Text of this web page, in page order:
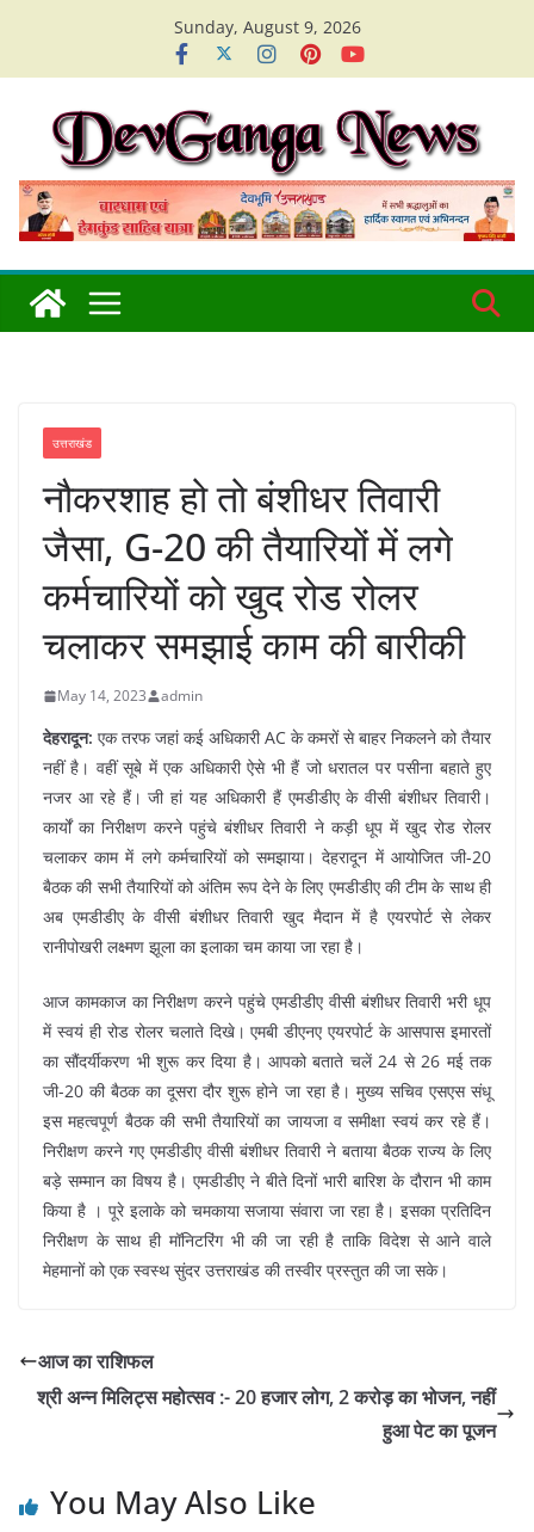
content
Sunday, August 9, 2026
उत्तराखंड
नौकरशाह हो तो बंशीधर तिवारी
जैसा, G-20 की तैयारियों में लगे
कर्मचारियों को खुद रोड रोलर
चलाकर समझाई काम की बारीकी
May 14, 2023 admin
देहरादून: एक तरफ जहां कई अधिकारी AC के कमरों से बाहर निकलने को तैयार
नहीं है। वहीं सूबे में एक अधिकारी ऐसे भी हैं जो धरातल पर पसीना बहाते हुए
नजर आ रहे हैं। जी हां यह अधिकारी हैं एमडीडीए के वीसी बंशीधर तिवारी।
कार्यों का निरीक्षण करने पहुंचे बंशीधर तिवारी ने कड़ी धूप में खुद रोड रोलर
चलाकर काम में लगे कर्मचारियों को समझाया। देहरादून में आयोजित जी-20
बैठक की सभी तैयारियों को अंतिम रूप देने के लिए एमडीडीए की टीम के साथ ही
अब एमडीडीए के वीसी बंशीधर तिवारी खुद मैदान में है एयरपोर्ट से लेकर
रानीपोखरी लक्ष्मण झूला का इलाका चम काया जा रहा है।
आज कामकाज का निरीक्षण करने पहुंचे एमडीडीए वीसी बंशीधर तिवारी भरी धूप
में स्वयं ही रोड रोलर चलाते दिखे। एमबी डीएनए एयरपोर्ट के आसपास इमारतों
का सौंदर्यीकरण भी शुरू कर दिया है। आपको बताते चलें 24 से 26 मई तक
जी-20 की बैठक का दूसरा दौर शुरू होने जा रहा है। मुख्य सचिव एसएस संधू
इस महत्वपूर्ण बैठक की सभी तैयारियों का जायजा व समीक्षा स्वयं कर रहे हैं।
निरीक्षण करने गए एमडीडीए वीसी बंशीधर तिवारी ने बताया बैठक राज्य के लिए
बड़े सम्मान का विषय है। एमडीडीए ने बीते दिनों भारी बारिश के दौरान भी काम
किया है । पूरे इलाके को चमकाया सजाया संवारा जा रहा है। इसका प्रतिदिन
निरीक्षण के साथ ही मॉनिटरिंग भी की जा रही है ताकि विदेश से आने वाले
मेहमानों को एक स्वस्थ सुंदर उत्तराखंड की तस्वीर प्रस्तुत की जा सके।
आज का राशिफल
श्री अन्न मिलिट्स महोत्सव :- 20 हजार लोग, 2 करोड़ का भोजन, नहीं
हुआ पेट का पूजन
You May Also Like